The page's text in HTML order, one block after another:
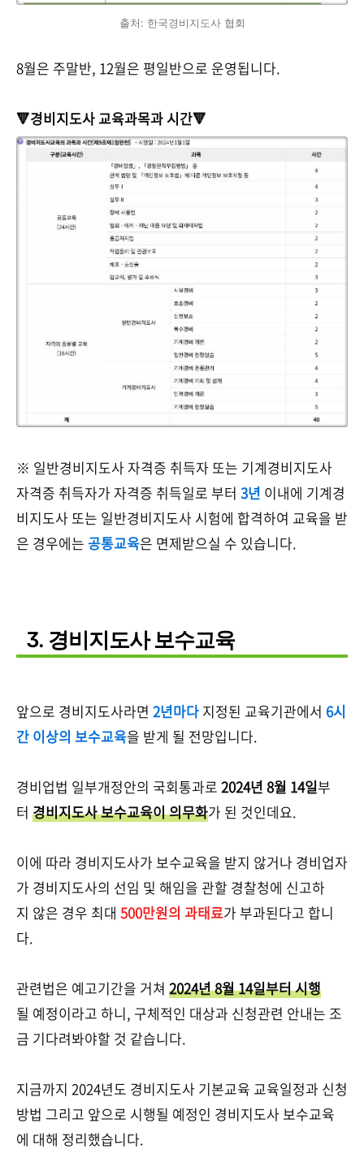
출처: 한국경비지도사 협회
8월은 주말반, 12월은 평일반으로 운영됩니다.
🔻경비지도사 교육과목과 시간🔻
※ 일반경비지도사 자격증 취득자 또는 기계경비지도사
자격증 취득자가 자격증 취득일로 부터 3년 이내에 기계경
비지도사 또는 일반경비지도사 시험에 합격하여 교육을 받
은 경우에는 공통교육은 면제받으실 수 있습니다.
3. 경비지도사 보수교육
앞으로 경비지도사라면 2년마다 지정된 교육기관에서 6시
간 이상의 보수교육을 받게 될 전망입니다.
경비업법 일부개정안의 국회통과로 2024년 8월 14일부
터 경비지도사 보수교육이 의무화가 된 것인데요.
이에 따라 경비지도사가 보수교육을 받지 않거나 경비업자
가 경비지도사의 선임 및 해임을 관할 경찰청에 신고하
지 않은 경우 최대 500만원의 과태료가 부과된다고 합니
다.
관련법은 예고기간을 거쳐 2024년 8월 14일부터 시행
될 예정이라고 하니, 구체적인 대상과 신청관련 안내는 조
금 기다려봐야할 것 같습니다.
지금까지 2024년도 경비지도사 기본교육 교육일정과 신청
방법 그리고 앞으로 시행될 예정인 경비지도사 보수교육
에 대해 정리했습니다.